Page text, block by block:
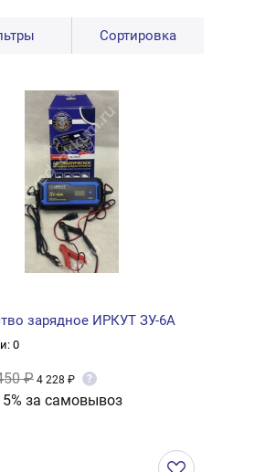
Сортировка
зарядное ИРКУТ ЗУ-6А
0
₽ 4 228 ₽ ?
за самовывоз